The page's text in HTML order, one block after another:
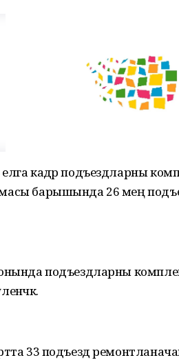
кадәр подъездларны
барышында 26 мең
подъездларны
33 подъезд